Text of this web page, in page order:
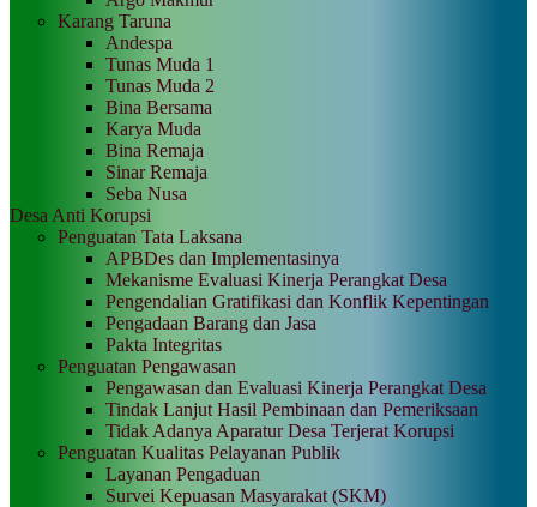
Karang Taruna
Andespa
Tunas Muda 1
Tunas Muda 2
Bina Bersama
Karya Muda
Bina Remaja
Sinar Remaja
Seba Nusa
Desa Anti Korupsi
Penguatan Tata Laksana
APBDes dan Implementasinya
Mekanisme Evaluasi Kinerja Perangkat Desa
Pengendalian Gratifikasi dan Konflik Kepentingan
Pengadaan Barang dan Jasa
Pakta Integritas
Penguatan Pengawasan
Pengawasan dan Evaluasi Kinerja Perangkat Desa
Tindak Lanjut Hasil Pembinaan dan Pemeriksaan
Tidak Adanya Aparatur Desa Terjerat Korupsi
Penguatan Kualitas Pelayanan Publik
Layanan Pengaduan
Survei Kepuasan Masyarakat (SKM)